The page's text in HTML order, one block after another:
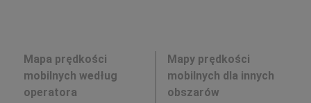
Mapa prędkości
mobilnych według
operatora
Mapy prędkości
mobilnych dla innych
obszarów